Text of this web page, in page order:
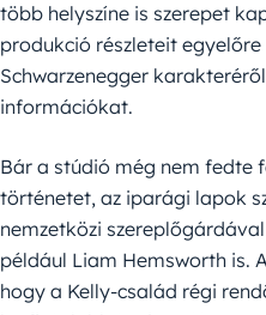
több helyszíne is szerepet
produkció részleteit
Schwarzenegger
információkat.
Bár a stúdió még nem fedte
történetet, az iparági lapok
nemzetközi
például Liam Hemsworth is.
hogy a Kelly-család régi